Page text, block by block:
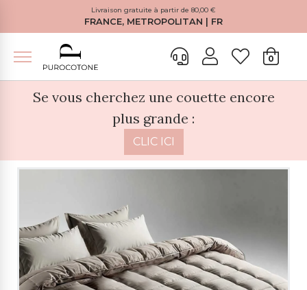
Livraison gratuite à partir de 80,00 €
FRANCE, METROPOLITAN | FR
0
Se vous cherchez une couette encore
plus grande :
CLIC ICI